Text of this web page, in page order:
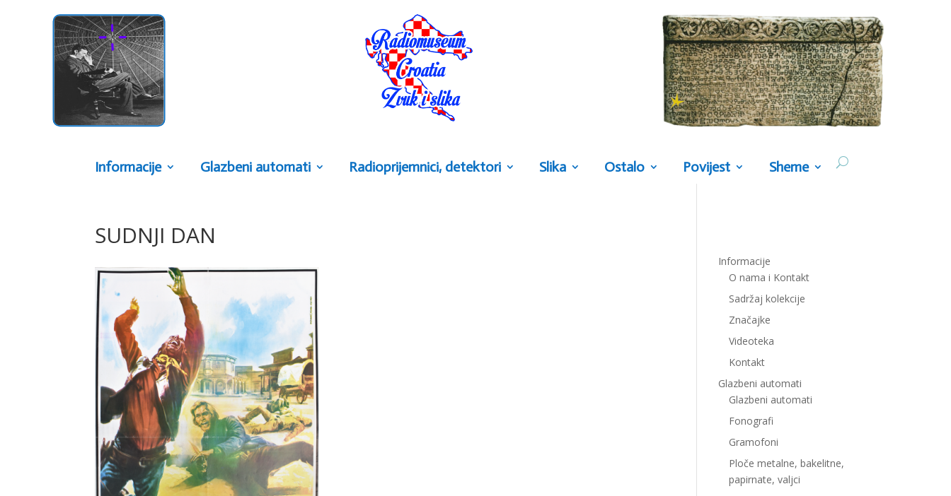
Informacije Glazbeni automati Radioprijemnici, detektori Slika Ostalo Povijest Sheme
SUDNJI DAN
Informacije
O nama i Kontakt
Sadržaj kolekcije
Značajke
Videoteka
Kontakt
Glazbeni automati
Glazbeni automati
Fonografi
Gramofoni
Ploče metalne, bakelitne,
papirnate, valjci